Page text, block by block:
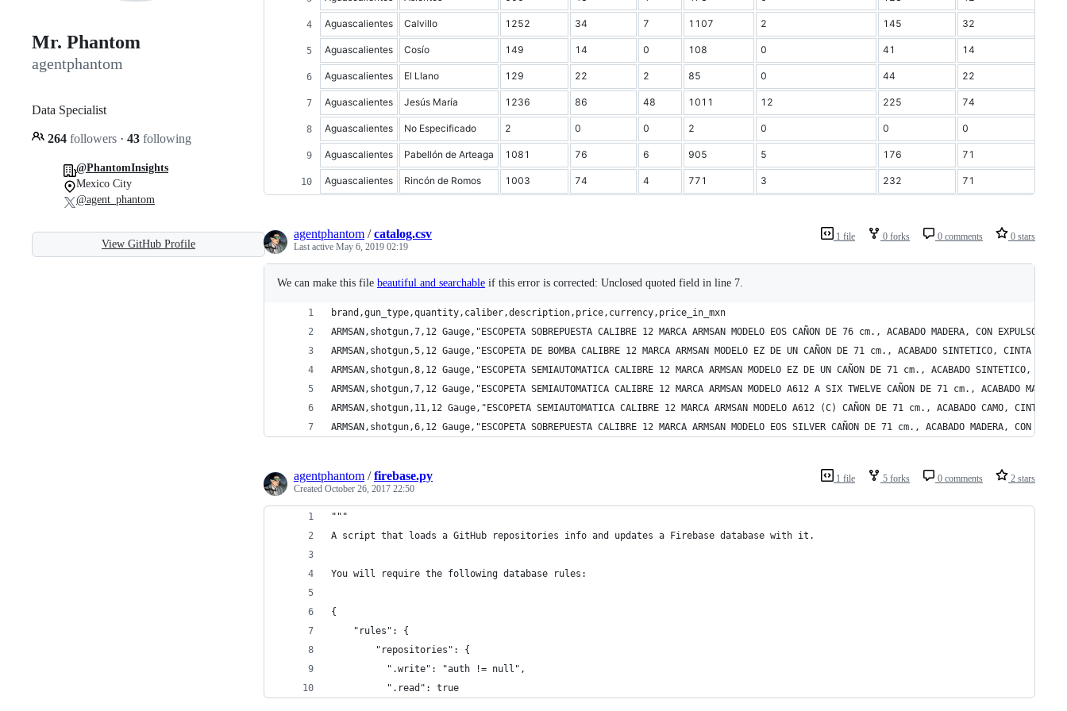
Mr. Phantom
agentphantom
Data Specialist
264 followers · 43 following
@PhantomInsights
Mexico City
@agent_phantom
View GitHub Profile
Aguascalientes Calvillo 1252 34 7 1107 2 145 32
Aguascalientes Cosío 149 14 0 108 0 41 14
Aguascalientes El Llano 129 22 2 85 0 44 22
Aguascalientes Jesús María 1236 86 48 1011 12 225 74
Aguascalientes No Especificado 2 0 0 2 0 0 0
Aguascalientes Pabellón de Arteaga 1081 76 6 905 5 176 71
Aguascalientes Rincón de Romos 1003 74 4 771 3 232 71
1 file 0 forks 0 comments 0 stars
agentphantom /catalog.csv
Last active May 6, 2019 02:19
We can make this file beautiful and searchable if this error is corrected: Unclosed quoted field in line 7.
brand,gun_type,quantity,caliber,description,price,currency,price_in_mxn
ARMSAN,shotgun,7,12 Gauge,"ESCOPETA SOBREPUESTA CALIBRE 12 MARCA ARMSAN MODELO EOS CAÑON DE 76 cm., ACABADO MADERA, CON
ARMSAN,shotgun,5,12 Gauge,"ESCOPETA DE BOMBA CALIBRE 12 MARCA ARMSAN MODELO EZ DE UN CAÑON DE 71 cm., ACABADO SINTETICO, CINTA
ARMSAN,shotgun,8,12 Gauge,"ESCOPETA SEMIAUTOMATICA CALIBRE 12 MARCA ARMSAN MODELO EZ DE UN CAÑON DE 71 cm., ACABADO SINTETICO,
ARMSAN,shotgun,7,12 Gauge,"ESCOPETA SEMIAUTOMATICA CALIBRE 12 MARCA ARMSAN MODELO A612 A SIX TWELVE CAÑON DE 71 cm., ACABADO
ARMSAN,shotgun,11,12 Gauge,"ESCOPETA SEMIAUTOMATICA CALIBRE 12 MARCA ARMSAN MODELO A612 (C) CAÑON DE 71 cm., ACABADO CAMO, CINTA
ARMSAN,shotgun,6,12 Gauge,"ESCOPETA SOBREPUESTA CALIBRE 12 MARCA ARMSAN MODELO EOS SILVER CAÑON DE 71 cm., ACABADO MADERA, CON E
1 file 5 forks 0 comments 2 stars
agentphantom /firebase.py
Created October 26, 2017 22:50
"""
A script that loads a GitHub repositories info and updates a Firebase database with it.
You will require the following database rules:
{
    "rules": {
        "repositories": {
          ".write": "auth != null",
          ".read": true